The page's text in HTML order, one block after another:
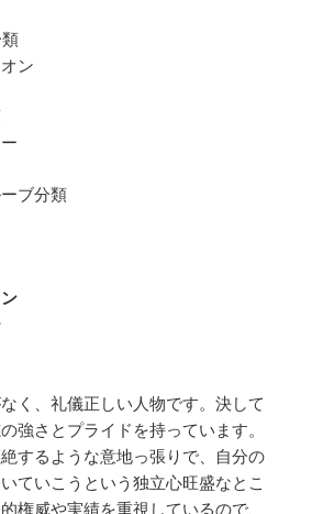
ン
ブ分類
く、礼儀正しい人物です。決して
強さとプライドを持っています。
するような意地っ張りで、自分の
ていこうという独立心旺盛なとこ
権威や実績を重視しているので、